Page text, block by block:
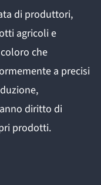
di produttori,
agricoli e
che
a precisi
diritto di
prodotti.